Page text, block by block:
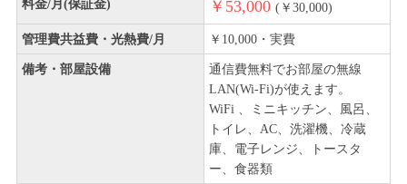
料金/月(保証金) ￥53,000 (￥30,000)
管理費共益費・光熱費/月 ￥10,000・実費
備考・部屋設備
通信費無料でお部屋の無線
LAN(Wi-Fi)が使えます。
WiFi 、ミニキッチン、風呂、
トイレ、AC、洗濯機、冷蔵
庫、電子レンジ、トースタ
ー、食器類